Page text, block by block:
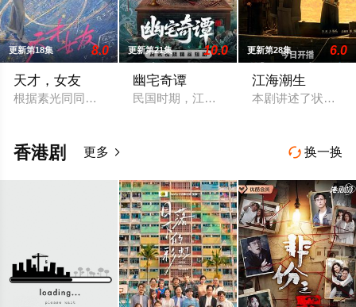
更新第18集 8.0
天才，女友
根据素光同同名小说改编。江逾白长大以后，林知夏忽然对他说
更新第21集 10.0
幽宅奇谭
民国时期，江淮与迅哥组成说书班子，偶
更新第28集 6.0
江海潮生
本剧讲述了状元实
 换一换
香港剧 更多 